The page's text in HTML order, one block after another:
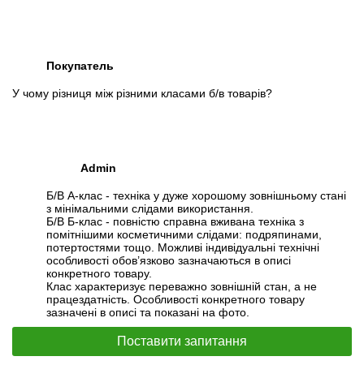
Покупатель
У чому різниця між різними класами б/в товарів?
Admin
Б/В А-клас - техніка у дуже хорошому зовнішньому стані
з мінімальними слідами використання.
Б/В Б-клас - повністю справна вживана техніка з
помітнішими косметичними слідами: подряпинами,
потертостями тощо. Можливі індивідуальні технічні
особливості обов’язково зазначаються в описі
конкретного товару.
Клас характеризує переважно зовнішній стан, а не
працездатність. Особливості конкретного товару
зазначені в описі та показані на фото.
Поставити запитання